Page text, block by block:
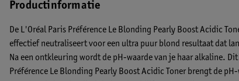
Productinformatie
De L'Oréal Paris Préférence Le Blonding Pearly Boost Acidic
effectief neutraliseert voor een ultra puur blond resultaat dat
Na een ontkleuring wordt de pH-waarde van je haar alkaline.
Préférence Le Blonding Pearly Boost Acidic Toner brengt de